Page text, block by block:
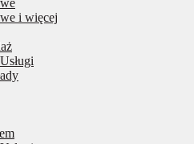
i więcej